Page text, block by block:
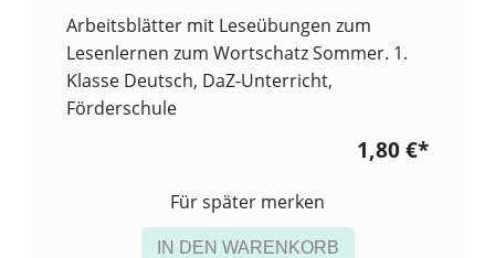
Arbeitsblätter mit Leseübungen zum
Lesenlernen zum Wortschatz Sommer. 1.
Klasse Deutsch, DaZ-Unterricht,
Förderschule
1,80 €*
Für später merken
IN DEN WARENKORB